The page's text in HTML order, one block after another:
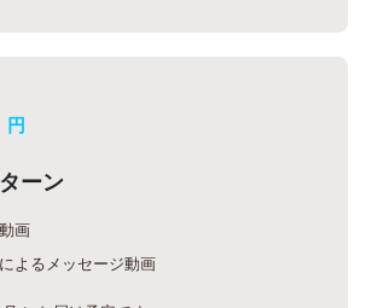
円
ーン
画
よるメッセージ動画